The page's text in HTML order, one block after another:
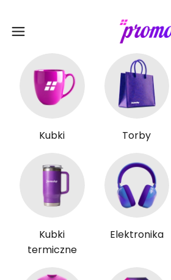
Kubki Torby
Kubki
termiczne
Elektronika